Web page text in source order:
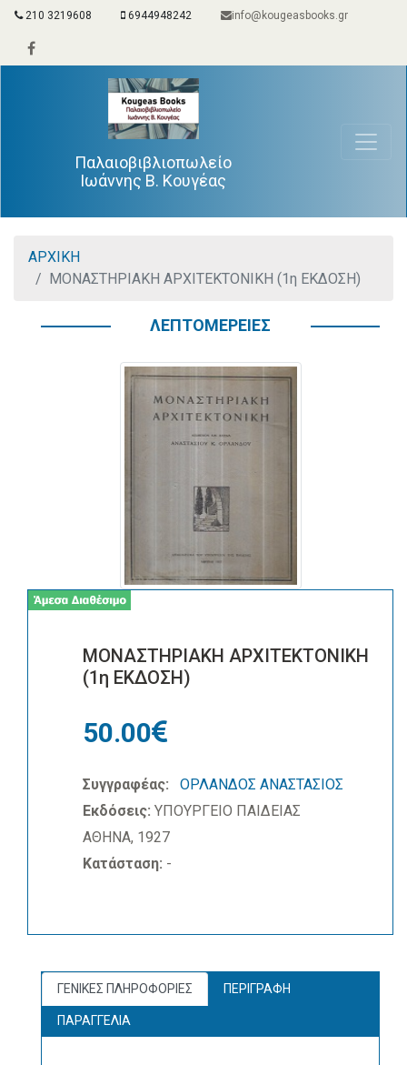
210 3219608 6944948242 info@kougeasbooks.gr
Παλαιοβιβλιοπωλείο
Ιωάννης Β. Κουγέας
ΑΡΧΙΚΗ
ΜΟΝΑΣΤΗΡΙΑΚΗ ΑΡΧΙΤΕΚΤΟΝΙΚΗ (1η ΕΚΔΟΣΗ)
ΛΕΠΤΟΜΕΡΕΙΕΣ
ΜΟΝΑΣΤΗΡΙΑΚΗ ΑΡΧΙΤΕΚΤΟΝΙΚΗ
(1η ΕΚΔΟΣΗ)
50.00
Συγγραφέας:
ΟΡΛΑΝΔΟΣ ΑΝΑΣΤΑΣΙΟΣ
Εκδόσεις: ΥΠΟΥΡΓΕΙΟ ΠΑΙΔΕΙΑΣ
ΑΘΗΝΑ, 1927
Κατάσταση: -
ΓΕΝΙΚΕΣ ΠΛΗΡΟΦΟΡΙΕΣ ΠΕΡΙΓΡΑΦΗ
ΠΑΡΑΓΓΕΛΙΑ